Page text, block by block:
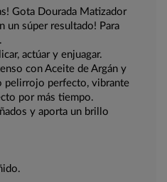
Gota Dourada Matizador
un súper resultado! Para
actúar y enjuagar.
con Aceite de Argán y
pelirrojo perfecto, vibrante
por más tiempo.
y aporta un brillo